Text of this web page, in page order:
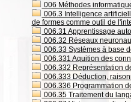
006 Méthodes
006.3 Intelligence
de formes comme outil de
006.31 Apprentissage
006.32 Réseaux
006.33 Systèmes à base
006.331 Aquition des
006.332 Représentation
006.333 Déduction,
006.336 Programmation
006.35 Traitement du